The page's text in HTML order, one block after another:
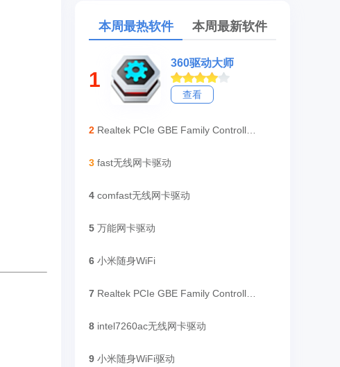
本周最热软件 本周最新软件
1
360驱动大师
查看
2
3 fast无线网卡驱动
4 comfast无线网卡驱动
5 万能网卡驱动
6 小米随身WiFi
7
8 intel7260ac无线网卡驱动
9 小米随身WiFi驱动